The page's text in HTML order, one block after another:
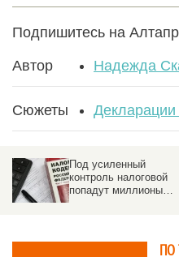
Подпишитесь на
Автор Надежда
Сюжеты
Под усиленный
контроль налоговой
попадут миллионы
ПО